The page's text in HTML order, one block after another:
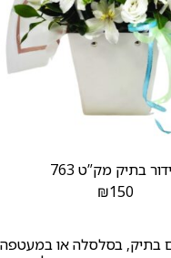
בתיק מק”ט 763
₪150
בתיק, בסלסלה או